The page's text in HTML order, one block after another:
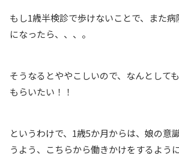
もし1歳半検診で歩けないことで、また
になったら、、、。
そうなるとややこしいので、なんとして
もらいたい！！
というわけで、1歳5か月からは、娘の意
うよう、こちらから働きかけをするよう